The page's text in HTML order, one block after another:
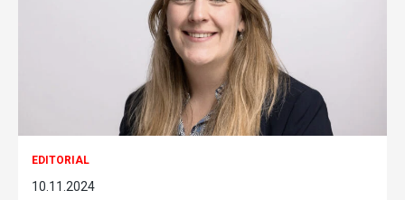
EDITORIAL
10.11.2024